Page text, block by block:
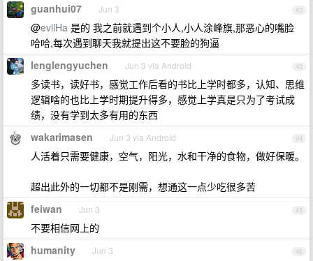
42
guanhui07 Jun 3
@evilHa 是的 我之前就遇到个小人,小人涂峰旗,那恶心的嘴脸
哈哈,每次遇到聊天我就提出这不要脸的狗逼
43
lenglengyuchen Jun 3 via Android
多读书，读好书，感觉工作后看的书比上学时都多，认知、思维
逻辑啥的也比上学时期提升得多，感觉上学真是只为了考试成
绩，没有学到太多有用的东西
44
wakarimasen Jun 3 via Android
人活着只需要健康，空气，阳光，水和干净的食物，做好保暖。
超出此外的一切都不是刚需，想通这一点少吃很多苦
45
feiwan Jun 3
不要相信网上的
46
humanity Jun 3